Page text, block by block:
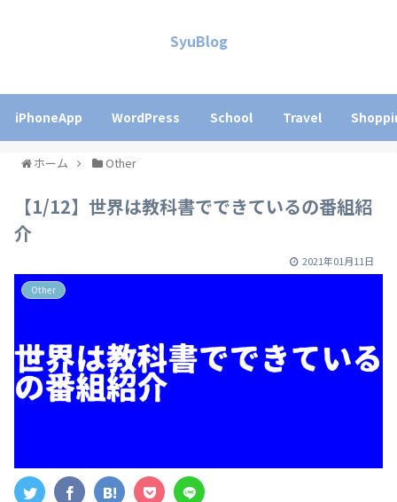
SyuBlog
iPhoneApp WordPress School Travel
ホーム Other
【1/12】世界は教科書でできているの番組紹
介
2021年01月11日
Other